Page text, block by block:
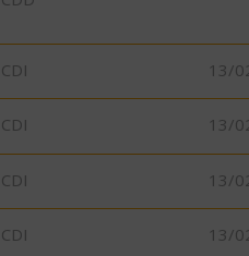
CDI 13/
CDI 13/
CDI 13/
CDI 13/